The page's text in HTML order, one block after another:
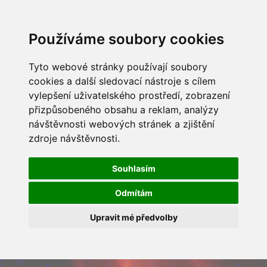
Používáme soubory cookies
Tyto webové stránky používají soubory
cookies a další sledovací nástroje s cílem
vylepšení uživatelského prostředí, zobrazení
přizpůsobeného obsahu a reklam, analýzy
návštěvnosti webových stránek a zjištění
zdroje návštěvnosti.
Souhlasím
Odmítám
Upravit mé předvolby